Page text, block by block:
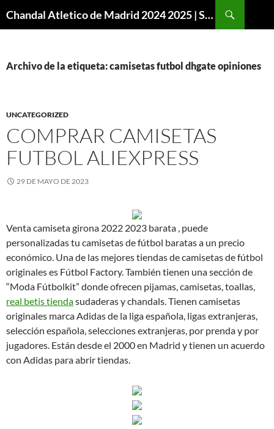
Chandal Atletico de Madrid 2024 2025 | SuperVigo
Archivo de la etiqueta: camisetas futbol dhgate opiniones
UNCATEGORIZED
COMPRAR CAMISETAS
FUTBOL ALIEXPRESS
29 DE MAYO DE 2023
Venta camiseta girona 2022 2023 barata , puede
personalizadas tu camisetas de fútbol baratas a un precio
económico. Una de las mejores tiendas de camisetas de fútbol
originales es Fútbol Factory. También tienen una sección de
“Moda Fútbolkit” donde ofrecen pijamas, camisetas, toallas,
real betis tiendasudaderas y chandals. Tienen camisetas
originales marca Adidas de la liga española, ligas extranjeras,
selección española, selecciones extranjeras, por prenda y por
jugadores. Están desde el 2000 en Madrid y tienen un acuerdo
con Adidas para abrir tiendas.